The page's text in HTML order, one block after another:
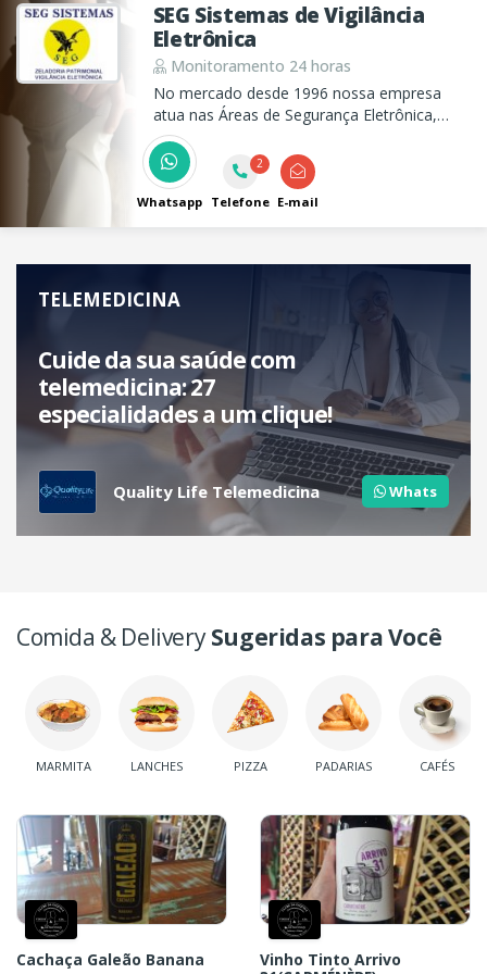
SEG Sistemas de Vigilância
Eletrônica
Monitoramento 24 horas
No mercado desde 1996 nossa empresa
atua nas Áreas de Segurança Eletrônica,
Automação, Telecomunicações e Faciliteis,
onde destacamos os Serviços de
Monitoramento 24 horas, Portaria Remota,
Pronta Reposta e Assistência Técnica.
Whatsapp
2
Telefone E-mail
TELEMEDICINA
Cuide da sua saúde com
telemedicina: 27
especialidades a um clique!
Quality Life Telemedicina Whats
Comida & DeliverySugeridas para Você
MARMITA LANCHES PIZZA PADARIAS CAFÉS
Cachaça Galeão Banana
Vinho Tinto Arrivo